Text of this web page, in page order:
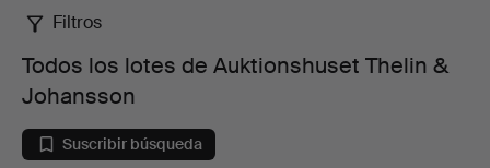
Todos
los
lotes
Filtros
Todos los lotes de Auktionshuset Thelin &
Johansson
Suscribir búsqueda